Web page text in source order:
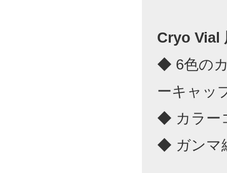
Cryo Vial
◆ 6色の
ーキャッ
◆ カラー
◆ ガンマ